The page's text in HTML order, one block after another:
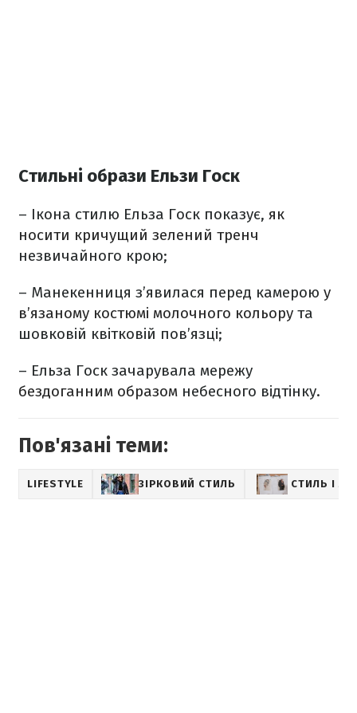
Стильні образи Ельзи Госк
– Ікона стилю Ельза Госк показує, як
носити кричущий зелений тренч
незвичайного крою;
– Манекенниця з’явилася перед камерою у
в’язаному костюмі молочного кольору та
шовковій квітковій пов’язці;
– Ельза Госк зачарувала мережу
бездоганним образом небесного відтінку.
Пов'язані теми:
LIFESTYLE ЗІРКОВИЙ СТИЛЬ СТИЛЬ І